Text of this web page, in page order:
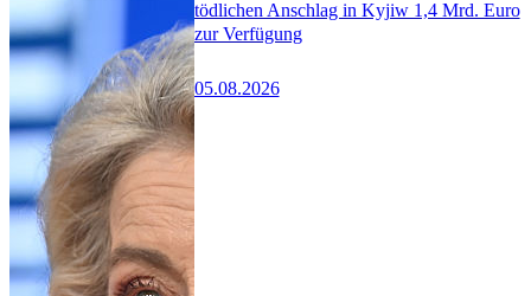
tödlichen Anschlag in Kyjiw 1,4 Mrd. Euro
zur Verfügung
05.08.2026